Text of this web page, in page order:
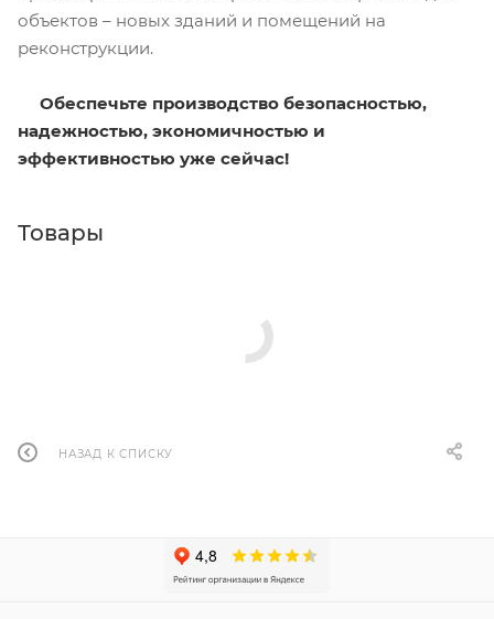
объектов – новых зданий и помещений на
реконструкции.
Обеспечьте производство безопасностью,
надежностью, экономичностью и
эффективностью уже сейчас!
Товары
НАЗАД К СПИСКУ